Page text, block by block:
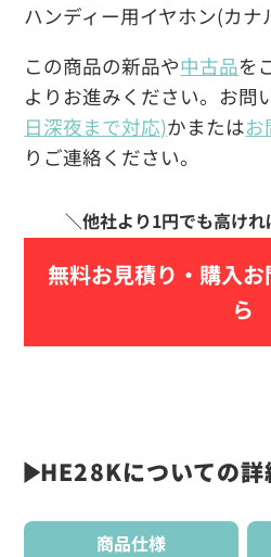
ハンディー用イヤホン(カナ
この商品の新品や中古品を
よりお進みください。お問
日深夜まで対応)かまたはお
りご連絡ください。
無料お見積り・ 購入
ら
HE28Kについての詳
商品仕様